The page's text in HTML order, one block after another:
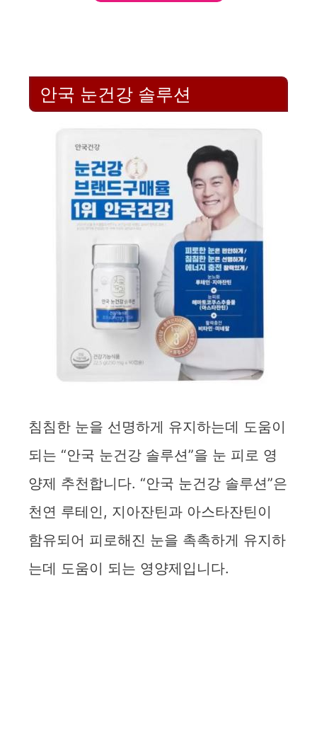
안국 눈건강 솔루션
침침한 눈을 선명하게 유지하는데 도움이
되는 “안국 눈건강 솔루션”을 눈 피로 영
양제 추천합니다. “안국 눈건강 솔루션”은
천연 루테인, 지아잔틴과 아스타잔틴이
함유되어 피로해진 눈을 촉촉하게 유지하
는데 도움이 되는 영양제입니다.